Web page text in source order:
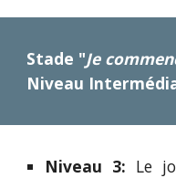
Stade "Je
Niveau
Niveau 3: Le